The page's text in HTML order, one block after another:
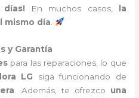
En muchos casos,
la
mismo día
y Garantía
para las reparaciones, lo que
LG siga funcionando de
. Además, te ofrezco una